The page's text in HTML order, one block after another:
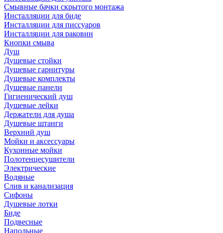
Смывные бачки скрытого монтажа
Инсталляции для биде
Инсталляции для писсуаров
Инсталляции для раковин
Кнопки смыва
Душ
Душевые стойки
Душевые гарнитуры
Душевые комплекты
Душевые панели
Гигиенический душ
Душевые лейки
Держатели для душа
Душевые штанги
Верхний душ
Мойки и аксессуары
Кухонные мойки
Полотенцесушители
Электрические
Водяные
Слив и канализация
Сифоны
Душевые лотки
Биде
Подвесные
Напольные